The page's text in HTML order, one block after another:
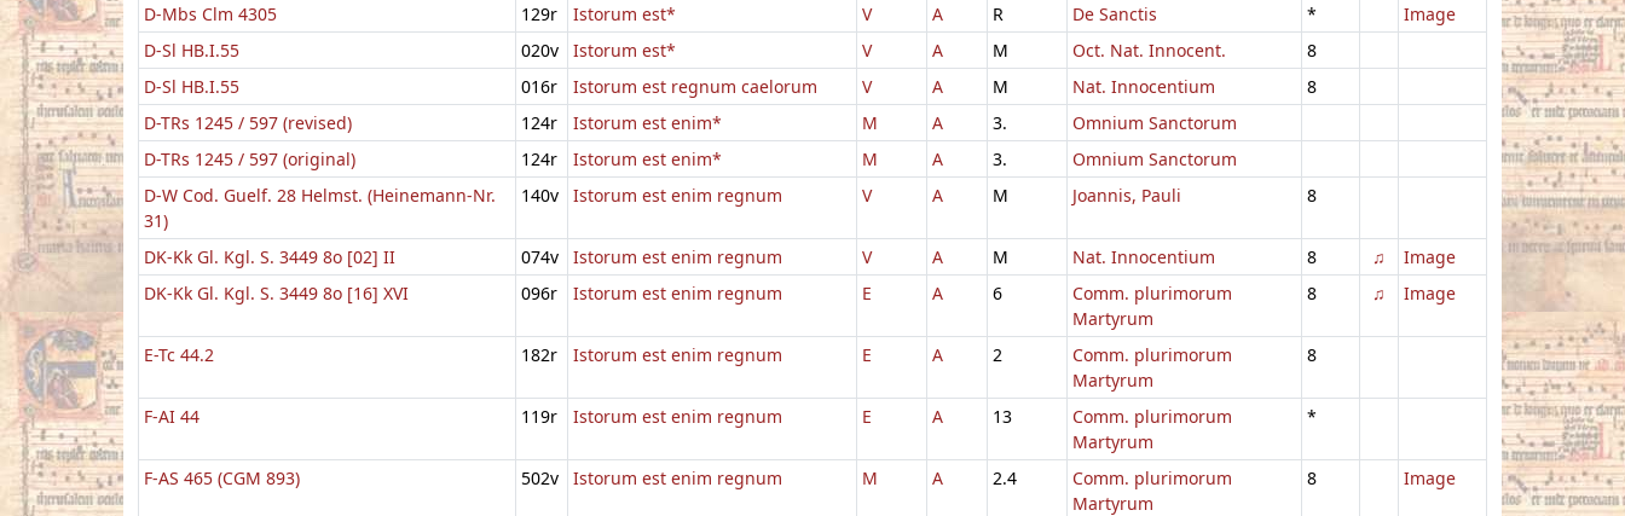
D-Mbs Clm 4305 129r Istorum est* V A R De Sanctis *
Image
D-Sl HB.I.55
020v Istorum est* V A M Oct. Nat. Innocent.
8
D-Sl HB.I.55
016r Istorum est regnum caelorum V A M Nat. Innocentium
8
D-TRs 1245 / 597 (revised)
124r Istorum est enim* M A 3.
Omnium Sanctorum
D-TRs 1245 / 597 (original)
124r Istorum est enim* M A 3.
Omnium Sanctorum
D-W Cod. Guelf. 28 Helmst. (Heinemann-Nr.
31)
140v Istorum est enim regnum V A M Joannis, Pauli 8
DK-Kk Gl. Kgl. S. 3449 8o [02] II 074v Istorum est enim regnum V A M Nat. Innocentium 8 ♫
Image
DK-Kk Gl. Kgl. S. 3449 8o [16] XVI
096r Istorum est enim regnum E A 6
Comm. plurimorum
Martyrum
8 ♫ Image
E-Tc 44.2 182r Istorum est enim regnum E A 2
Comm. plurimorum
Martyrum
8
F-AI 44 119r Istorum est enim regnum E A 13
Comm. plurimorum
Martyrum
*
F-AS 465 (CGM 893) 502v Istorum est enim regnum M A 2.4
Comm. plurimorum
Martyrum
8 Image